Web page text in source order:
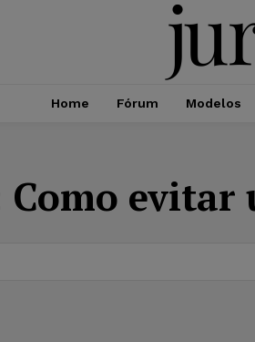
Home Fórum Modelos
Como evitar